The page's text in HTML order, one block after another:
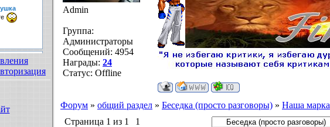
Admin
Группа:
Администраторы
Сообщений: 4954
Награды: 24
Статус: Offline
Форум » общий раздел » Беседка (просто разговоры) » Наша марка
Страница 1 из 1
1